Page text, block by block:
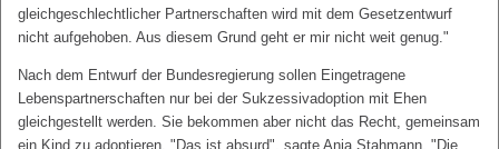
gleichgeschlechtlicher Partnerschaften wird mit dem Gesetzentwurf
nicht aufgehoben. Aus diesem Grund geht er mir nicht weit genug."
Nach dem Entwurf der Bundesregierung sollen Eingetragene
Lebenspartnerschaften nur bei der Sukzessivadoption mit Ehen
gleichgestellt werden. Sie bekommen aber nicht das Recht, gemeinsam
ein Kind zu adoptieren. "Das ist absurd", sagte Anja Stahmann. "Die